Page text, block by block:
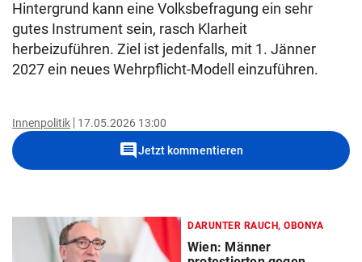
Hintergrund kann eine Volksbefragung ein sehr
gutes Instrument sein, rasch Klarheit
herbeizuführen. Ziel ist jedenfalls, mit 1. Jänner
2027 ein neues Wehrpflicht-Modell einzuführen.
Innenpolitik 17.05.2026 13:00
commentJetzt kommentieren
DARUNTER RAUCH, OBONYA
Wien: Männer